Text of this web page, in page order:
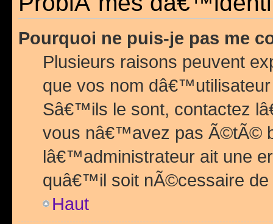
Pourquoi ne puis-je pas me
Plusieurs raisons peuvent
que vos nom
Sâ€™ils le sont, contactez
vous nâ€™avez pas Ã©tÃ©
lâ€™administrateur ait une
quâ€™il soit nÃ©cessaire de
Haut